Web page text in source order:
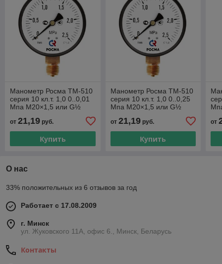
Манометр Росма ТМ-510
серия 10 кл.т. 1,0 0..0,01
Мпа М20×1,5 или G½
от 21,19 руб.
Купить
Манометр Росма ТМ-510
серия 10 кл.т. 1,0 0..0,25
Мпа М20×1,5 или G½
от 21,19руб.
Купить
от
О нас
33% положительных из 6 отзывов за год
Работает с 17.08.2009
г. Минск
ул. Жуковского 11А, офис 6., Минск, Беларусь
Контакты